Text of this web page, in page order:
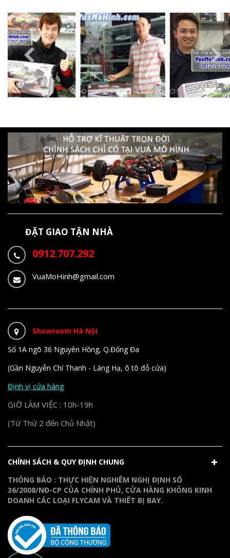
ĐẶT GIAO TẬN NHÀ
0912.707.292
VuaMoHinh@gmail.com
Showroom Hà Nội
Số 1A ngõ 36 Nguyên Hồng, Q.Đống Đa
(Gần Nguyễn Chí Thanh - Láng Hạ, ô tô đỗ cửa)
Định vị cửa hàng
GIỜ LÀM VIỆC : 10h-19h
(Từ Thứ 2 đến Chủ Nhật)
CHÍNH SÁCH & QUY ĐỊNH CHUNG
THÔNG BÁO : THỰC HIỆN NGHIÊM NGHỊ ĐỊNH SỐ
36/2008/NĐ-CP CỦA CHÍNH PHỦ, CỬA HÀNG KHÔNG KINH
DOANH CÁC LOẠI FLYCAM VÀ THIẾT BỊ BAY.